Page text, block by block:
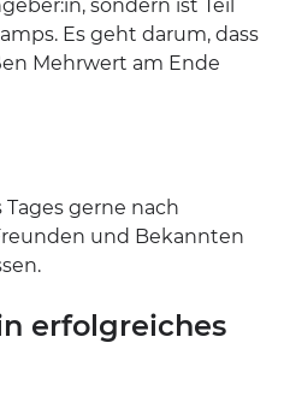
sondern ist Teil
Es geht darum, dass
Mehrwert am Ende
gerne nach
und Bekannten
erfolgreiches